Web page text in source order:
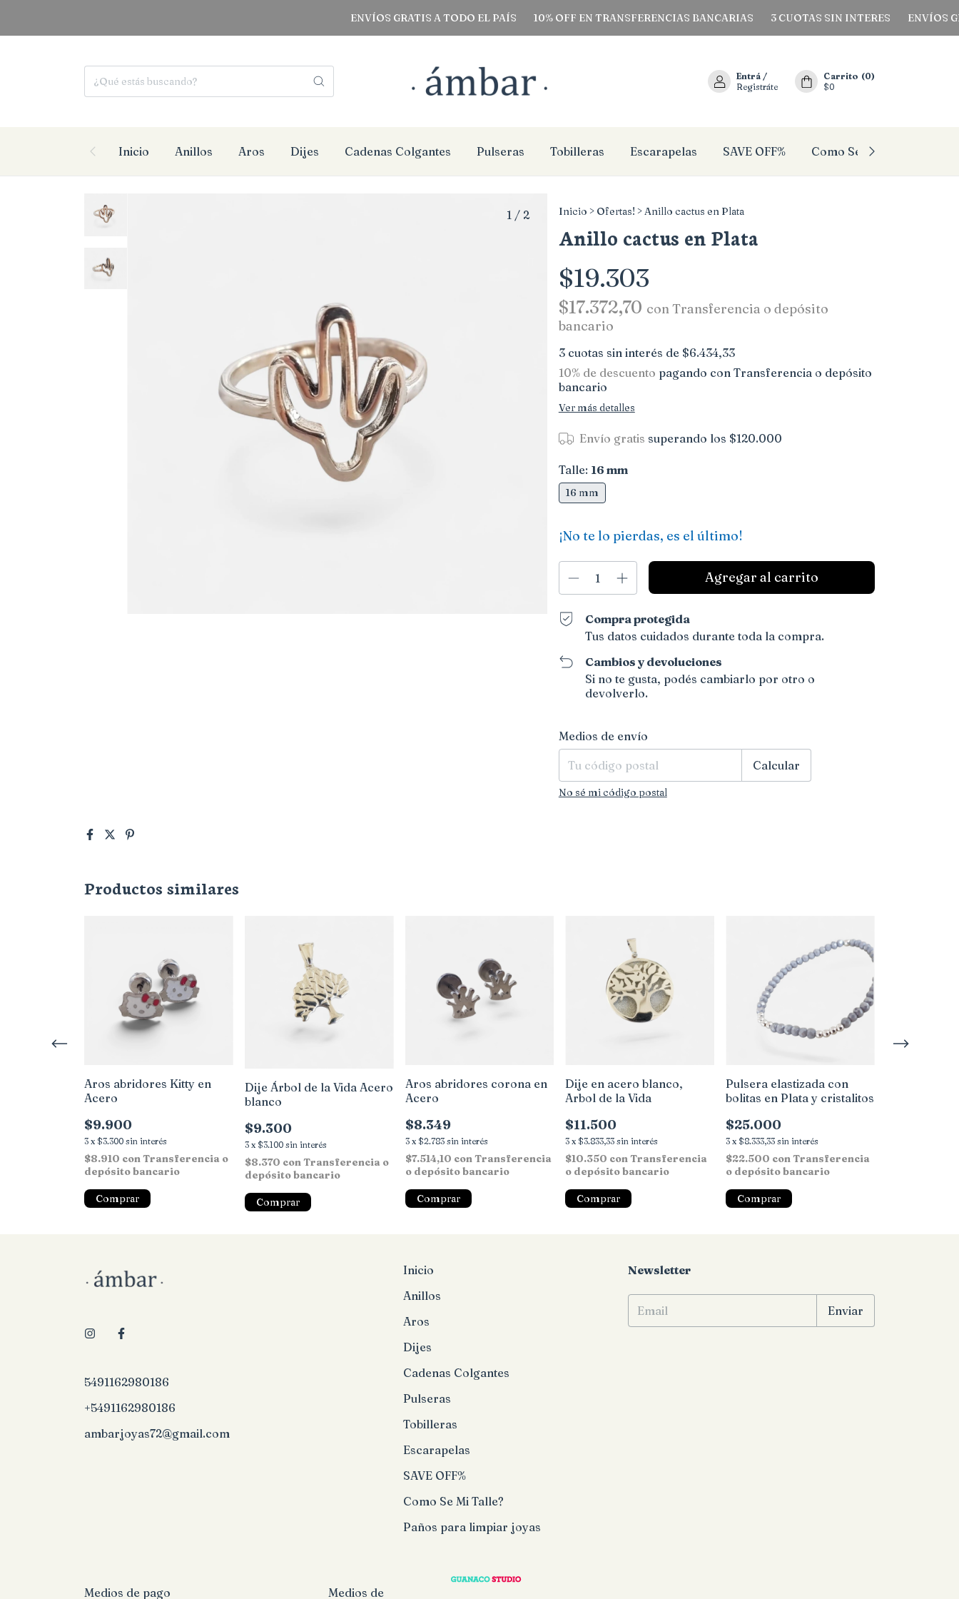
ENVÍOS GRATIS A TODO EL PAÍS 10% OFF EN TRANSFERENCIAS BANCARIAS 3 CUOTAS SIN INTERES ENVÍOS GRATIS
Entrá /
Registráte
Carrito (0)
$0
Inicio Anillos Aros Dijes Cadenas Colgantes Pulseras Tobilleras Escarapelas SAVE OFF% Como Se Mi Talle?
1/ 2 Inicio > Ofertas! >Anillo cactus en Plata
Anillo cactus en Plata
$19.303
$17.372,70 conTransferencia o depósito
bancario
3 cuotas sin interés de $6.434,33
10% de descuento pagando con Transferencia o depósito
bancario
Ver más detalles
Envío gratis superando los $120.000
Talle: 16 mm
16 mm
¡No te lo pierdas, es el último!
Compra protegida
Tus datos cuidados durante toda la compra.
Cambios y devoluciones
Si no te gusta, podés cambiarlo por otro o
devolverlo.
Entregas para el CP:
Medios de envío
Calcular
No sé mi código postal
Productos similares
Aros abridores Kitty en
Acero
$9.900
3 x $3.300 sin interés
$8.910 conTransferencia o
depósito bancario
Dije Árbol de la Vida Acero
blanco
$9.300
3 x $3.100 sin interés
$8.370 conTransferencia o
depósito bancario
Aros abridores corona en
Acero
$8.349
3 x $2.783 sin interés
$7.514,10 conTransferencia
o depósito bancario
Dije en acero blanco,
Arbol de la Vida
$11.500
3 x $3.833,33 sin interés
$10.350 conTransferencia
o depósito bancario
Pulsera elastizada con
bolitas en Plata y cristalitos
$25.000
3 x $8.333,33 sin interés
$22.500 conTransferencia
o depósito bancario
5491162980186
+5491162980186
ambarjoyas72@gmail.com
Inicio
Anillos
Aros
Dijes
Cadenas Colgantes
Pulseras
Tobilleras
Escarapelas
SAVE OFF%
Como Se Mi Talle?
Paños para limpiar joyas
Newsletter
Medios de pago Medios de